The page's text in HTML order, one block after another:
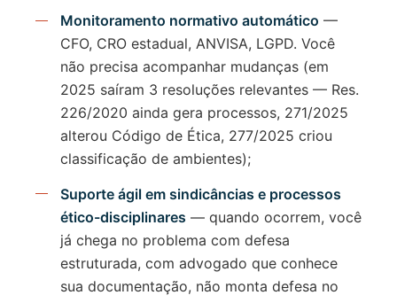
Monitoramento normativo automático —
CFO, CRO estadual, ANVISA, LGPD. Você
não precisa acompanhar mudanças (em
2025 saíram 3 resoluções relevantes — Res.
226/2020 ainda gera processos, 271/2025
alterou Código de Ética, 277/2025 criou
classificação de ambientes);
Suporte ágil em sindicâncias e processos
ético-disciplinares — quando ocorrem, você
já chega no problema com defesa
estruturada, com advogado que conhece
sua documentação, não monta defesa no